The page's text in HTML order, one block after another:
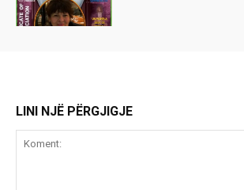
LINI NJË PËRGJIGJE